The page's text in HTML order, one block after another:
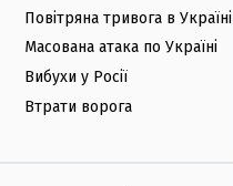
Повітряна тривога в Україні
Масована атака по Україні
Вибухи у Росії
Втрати ворога